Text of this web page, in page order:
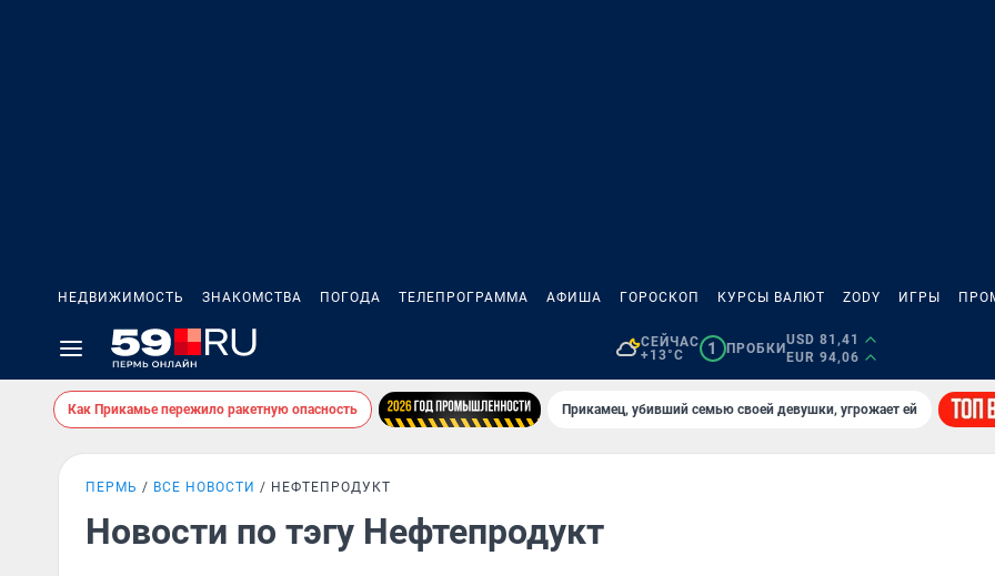
НЕДВИЖИМОСТЬ ЗНАКОМСТВА ПОГОДА ТЕЛЕПРОГРАММА АФИША ГОРОСКОП КУРСЫ ВАЛЮТ ZODY ИГРЫ
СЕЙЧАС
+13°C
1 ПРОБКИ
USD 81,41
EUR 94,06
Как Прикамье пережило ракетную опасность Прикамец, убивший семью своей девушки, угрожает ей
ПЕРМЬ ВСЕ НОВОСТИ НЕФТЕПРОДУКТ
Новости по тэгу Нефтепродукт